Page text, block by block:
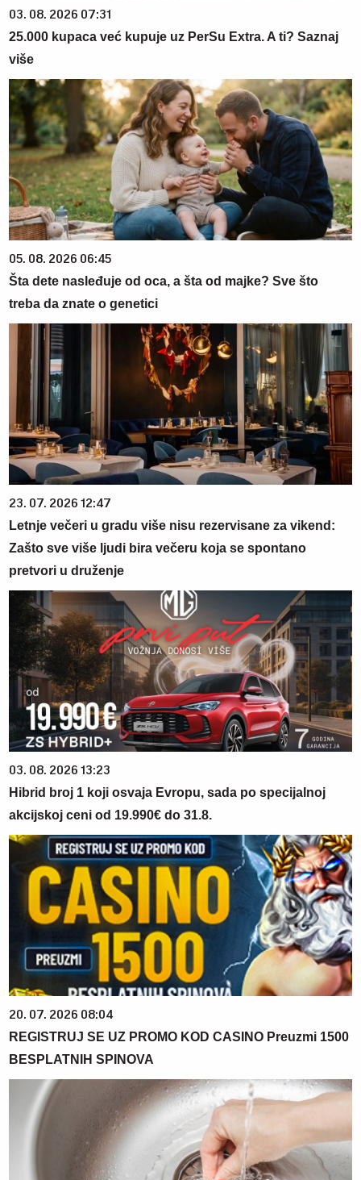
03. 08. 2026 07:31
25.000 kupaca već kupuje uz PerSu Extra. A ti? Saznaj
više
05. 08. 2026 06:45
Šta dete nasleđuje od oca, a šta od majke? Sve što
treba da znate o genetici
23. 07. 2026 12:47
Letnje večeri u gradu više nisu rezervisane za vikend:
Zašto sve više ljudi bira večeru koja se spontano
pretvori u druženje
03. 08. 2026 13:23
Hibrid broj 1 koji osvaja Evropu, sada po specijalnoj
akcijskoj ceni od 19.990€ do 31.8.
20. 07. 2026 08:04
REGISTRUJ SE UZ PROMO KOD CASINO Preuzmi 1500
BESPLATNIH SPINOVA